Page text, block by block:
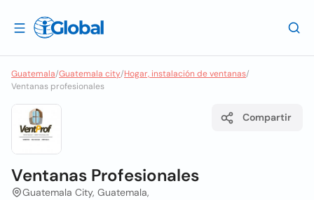
Guatemala/Guatemala city/Hogar, instalación de ventanas/
Ventanas profesionales
Compartir
Ventanas Profesionales
Guatemala City, Guatemala,